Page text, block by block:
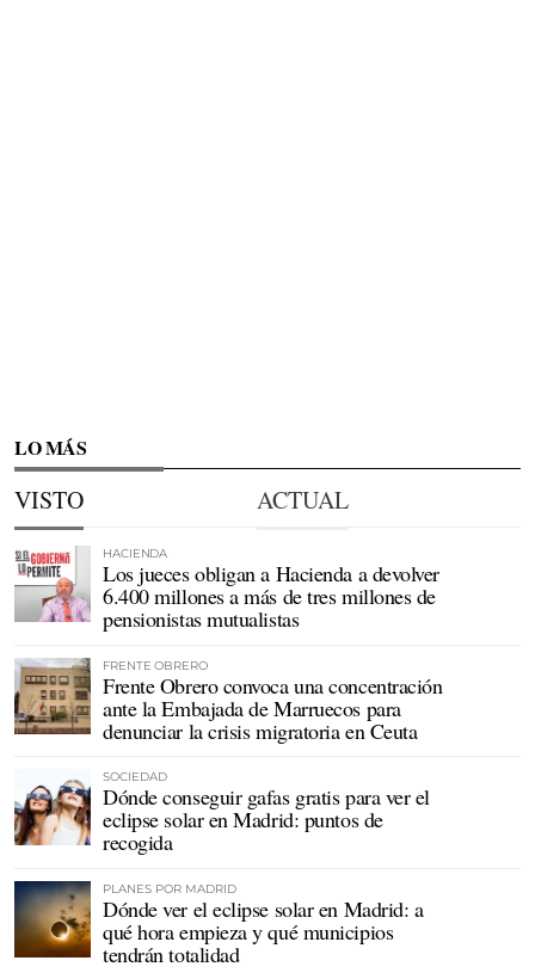
LO MÁS
VISTO ACTUAL
HACIENDA
Los jueces obligan a Hacienda a devolver
6.400 millones a más de tres millones de
pensionistas mutualistas
FRENTE OBRERO
Frente Obrero convoca una concentración
ante la Embajada de Marruecos para
denunciar la crisis migratoria en Ceuta
SOCIEDAD
Dónde conseguir gafas gratis para ver el
eclipse solar en Madrid: puntos de
recogida
PLANES POR MADRID
Dónde ver el eclipse solar en Madrid: a
qué hora empieza y qué municipios
tendrán totalidad